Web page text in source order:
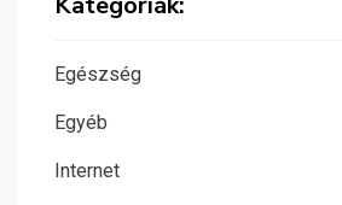
Egészség
Egyéb
Internet